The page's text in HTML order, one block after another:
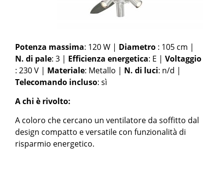
Potenza massima: 120 W | Diametro : 105 cm |
N. di pale: 3 | Efficienza energetica: E |Voltaggio
: 230 V | Materiale: Metallo | N. di luci: n/d |
Telecomando incluso: sì
A chi è rivolto:
A coloro che cercano un ventilatore da soffitto dal
design compatto e versatile con funzionalità di
risparmio energetico.